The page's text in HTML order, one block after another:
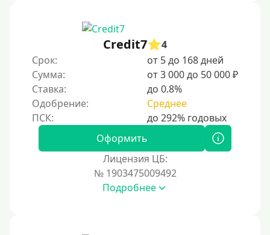
Credit7
4
Срок:
от 5 до 168 дней
Сумма:
от 3 000 до 50 000 ₽
Ставка:
до 0.8%
Одобрение:
Среднее
Оформить
Лицензия ЦБ:
№ 1903475009492
Подробнее